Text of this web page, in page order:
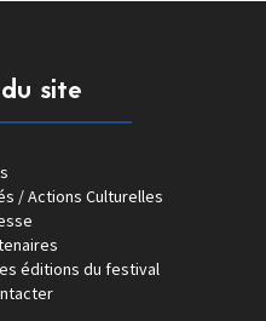
site
/ Actions Culturelles
éditions du festival